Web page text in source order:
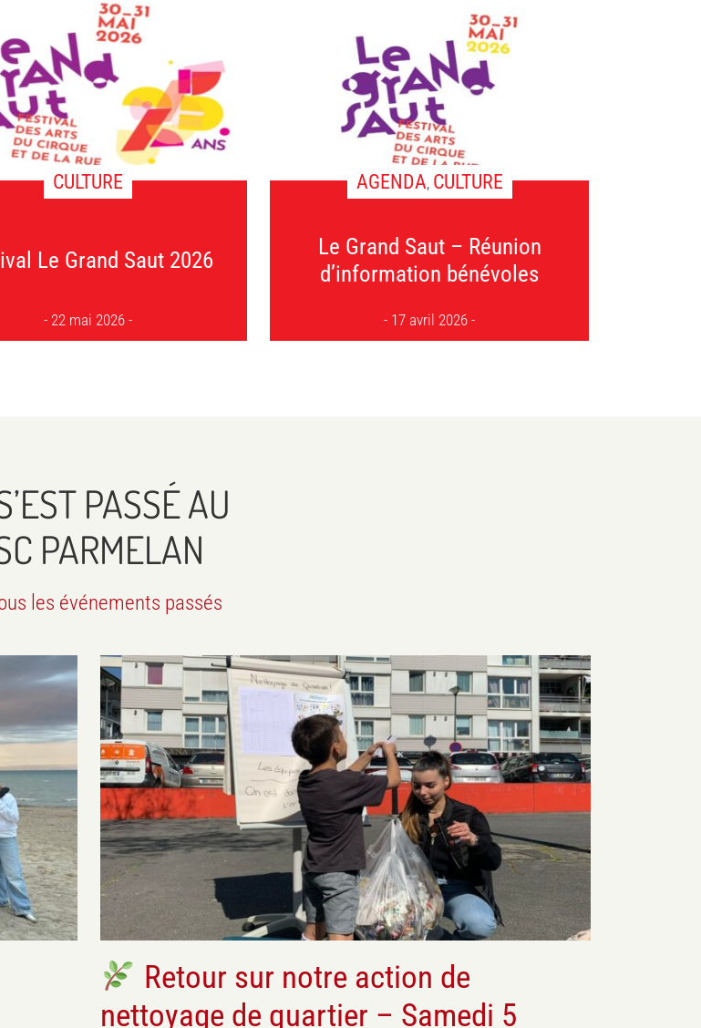
CULTURE
Le Grand Saut 2026
22 mai 2026
AGENDA, CULTURE
Le Grand Saut – Réunion
d’information bénévoles
17 avril 2026
PASSÉ AU
PARMELAN
les événements passés
Ca s'est passé
Retour sur notre action de
nettoyage de quartier – Samedi 5